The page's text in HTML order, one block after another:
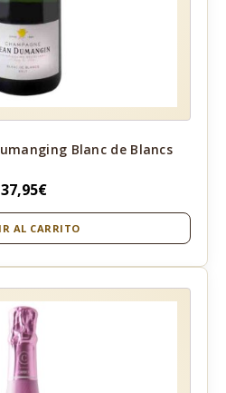
Blanc de Blancs
37,95€
AL CARRITO